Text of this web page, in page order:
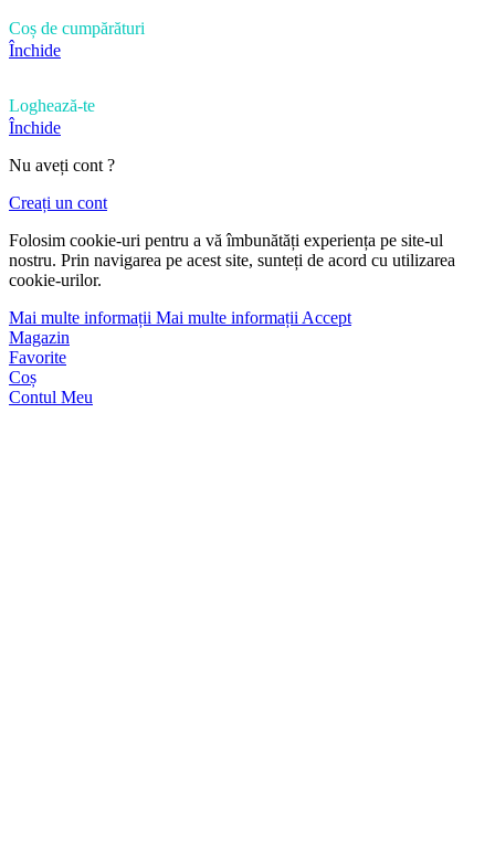
Coș de cumpărături
Închide
Loghează-te
Închide
Nu aveți cont ?
Creați un cont
Folosim cookie-uri pentru a vă îmbunătăți experiența pe site-ul
nostru. Prin navigarea pe acest site, sunteți de acord cu utilizarea
cookie-urilor.
Mai multe informații Mai multe informațiiAccept
Magazin
Favorite
Coș
Contul Meu